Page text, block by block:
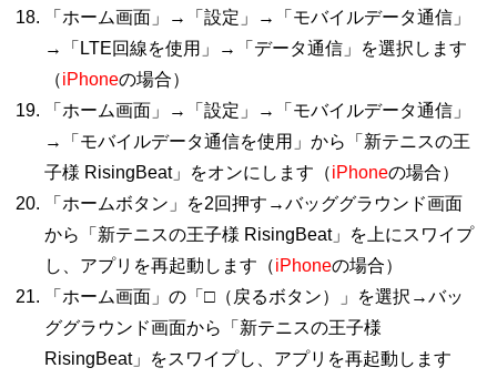
「ホーム画面」→「設定」→「モバイルデータ通信」
→「LTE回線を使用」→「データ通信」を選択します
（iPhoneの場合）
「ホーム画面」→「設定」→「モバイルデータ通信」
→「モバイルデータ通信を使用」から「新テニスの王
子様 RisingBeat」をオンにします（iPhoneの場合）
「ホームボタン」を2回押す→バッググラウンド画面
から「新テニスの王子様 RisingBeat」を上にスワイプ
し、アプリを再起動します（iPhoneの場合）
「ホーム画面」の「□（戻るボタン）」を選択→バッ
ググラウンド画面から「新テニスの王子様
RisingBeat」をスワイプし、アプリを再起動します